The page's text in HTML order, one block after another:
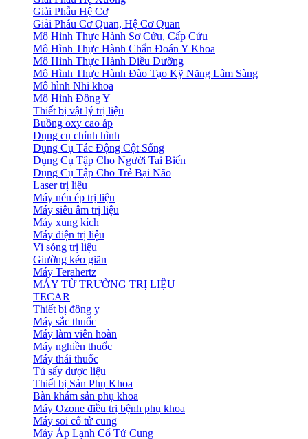
Giải Phẫu Hệ Cơ
Giải Phẫu Cơ Quan, Hệ Cơ Quan
Mô Hình Thực Hành Sơ Cứu, Cấp Cứu
Mô Hình Thực Hành Chẩn Đoán Y Khoa
Mô Hình Thực Hành Điều Dưỡng
Mô Hình Thực Hành Đào Tạo Kỹ Năng Lâm Sàng
Mô hình Nhi khoa
Mô Hình Đông Y
Thiết bị vật lý trị liệu
Buồng oxy cao áp
Dụng cụ chỉnh hình
Dụng Cụ Tác Động Cột Sống
Dụng Cụ Tập Cho Người Tai Biến
Dụng Cụ Tập Cho Trẻ Bại Não
Laser trị liệu
Máy nén ép trị liệu
Máy siêu âm trị liệu
Máy xung kích
Máy điện trị liệu
Vi sóng trị liệu
Giường kéo giãn
Máy Terahertz
MÁY TỪ TRƯỜNG TRỊ LIỆU
TECAR
Thiết bị đông y
Máy sắc thuốc
Máy làm viên hoàn
Máy nghiền thuốc
Máy thái thuốc
Tủ sấy dược liệu
Thiết bị Sản Phụ Khoa
Bàn khám sản phụ khoa
Máy Ozone điều trị bệnh phụ khoa
Máy soi cổ tử cung
Máy Áp Lạnh Cổ Tử Cung